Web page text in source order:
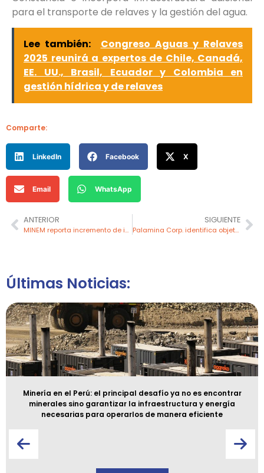
para el transporte de relaves y la gestión del agua.
Lee también:
Congreso Aguas y Relaves
2025 reunirá a expertos de Chile, Canadá,
EE. UU., Brasil, Ecuador y Colombia en
gestión hídrica y de relaves
Comparte:
LinkedIn Facebook X
Email WhatsApp
ANTERIOR
MINEM reporta incremento de ingresos fiscales generados por la minería en el país
SIGUIENTE
Palamina Corp. identifica objetivos de perforación en el proyecto Galena
Últimas Noticias:
Minería en el Perú: el principal desafío ya no es encontrar
minerales sino garantizar la infraestructura y energía
necesarias para operarlos de manera eficiente